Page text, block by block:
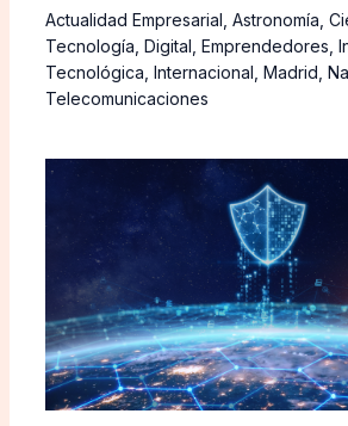
Actualidad Empresarial Astronomía
Tecnología Digital Emprendedores
Tecnológica Internacional Madrid
Telecomunicaciones